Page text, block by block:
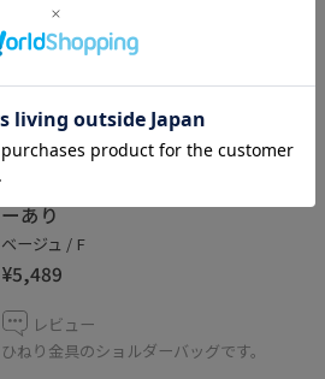
程よい肌見せで夏まで長く使えます◎
脱げそうな感じもなかったです。
ひねり金具ワンハンドルミニショ
ーあり
ベージュ / F
¥5,489
レビュー
ひねり金具のショルダーバッグです。